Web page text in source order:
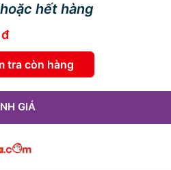
hết hàng
tra còn hàng
GIÁ